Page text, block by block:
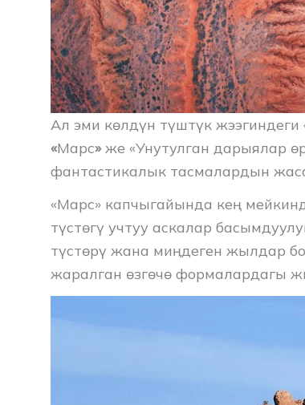
Ал эми көлдүн түштүк
«Марс»же «Унутулган дарыялар
фантастикалык тасмалардын
«Марс» капчыгайында кең
түстөгү учтуу аскалар
түстөрү жана миңдеген жылдар
жаралган өзгөчө формалардагы